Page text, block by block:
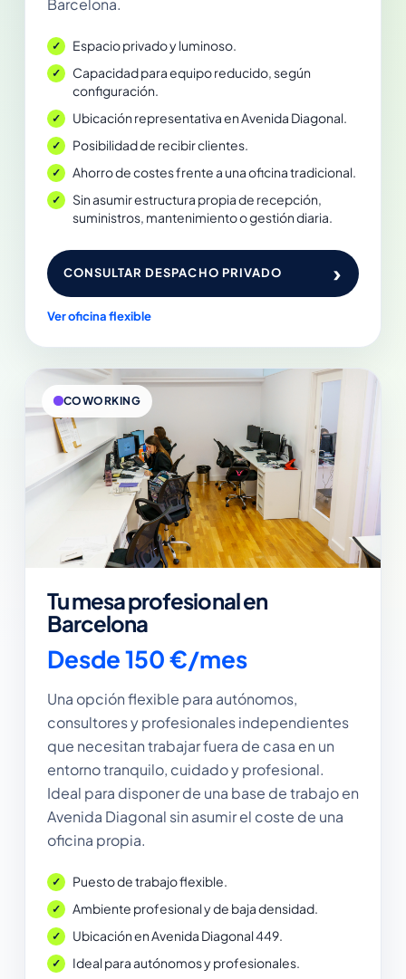
Espacio privado y luminoso.
Capacidad para equipo reducido, según
configuración.
Ubicación representativa en Avenida Diagonal.
Posibilidad de recibir clientes.
Ahorro de costes frente a una oficina tradicional.
Sin asumir estructura propia de recepción,
suministros, mantenimiento o gestión diaria.
CONSULTAR DESPACHO PRIVADO ›
Ver oficina flexible
COWORKING
Tu mesa profesional en
Barcelona
Desde 150 €/mes
Una opción flexible para autónomos,
consultores y profesionales independientes
que necesitan trabajar fuera de casa en un
entorno tranquilo, cuidado y profesional.
Ideal para disponer de una base de trabajo en
Avenida Diagonal sin asumir el coste de una
oficina propia.
Puesto de trabajo flexible.
Ambiente profesional y de baja densidad.
Ubicación en Avenida Diagonal 449.
Ideal para autónomos y profesionales.